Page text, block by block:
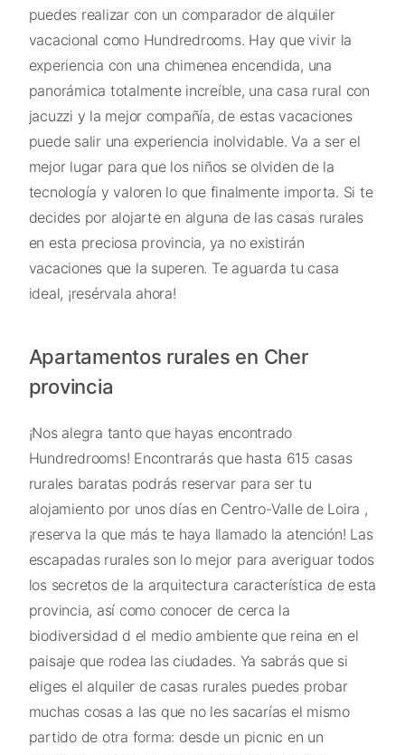
puedes realizar con un comparador de alquiler
vacacional como Hundredrooms. Hay que vivir la
experiencia con una chimenea encendida, una
panorámica totalmente increíble, una casa rural con
jacuzzi y la mejor compañía, de estas vacaciones
puede salir una experiencia inolvidable. Va a ser el
mejor lugar para que los niños se olviden de la
tecnología y valoren lo que finalmente importa. Si te
decides por alojarte en alguna de las casas rurales
en esta preciosa provincia, ya no existirán
vacaciones que la superen. Te aguarda tu casa
ideal, ¡resérvala ahora!
Apartamentos rurales en Cher
provincia
¡Nos alegra tanto que hayas encontrado
Hundredrooms! Encontrarás que hasta 615 casas
rurales baratas podrás reservar para ser tu
alojamiento por unos días en Centro-Valle de Loira ,
¡reserva la que más te haya llamado la atención! Las
escapadas rurales son lo mejor para averiguar todos
los secretos de la arquitectura característica de esta
provincia, así como conocer de cerca la
biodiversidad d el medio ambiente que reina en el
paisaje que rodea las ciudades. Ya sabrás que si
eliges el alquiler de casas rurales puedes probar
muchas cosas a las que no les sacarías el mismo
partido de otra forma: desde un picnic en un